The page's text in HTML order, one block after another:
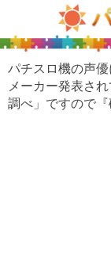
パチスロ機の声
メーカー発表さ
調べ」ですので『